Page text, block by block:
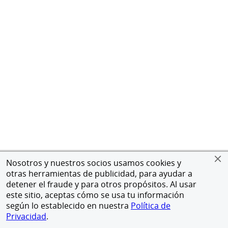
Nosotros y nuestros socios usamos cookies y
otras herramientas de publicidad, para ayudar a
detener el fraude y para otros propósitos. Al usar
este sitio, aceptas cómo se usa tu información
según lo establecido en nuestra Política de
Privacidad.